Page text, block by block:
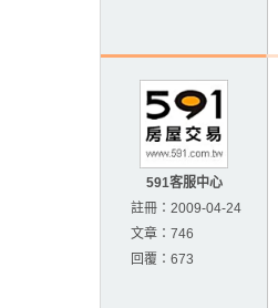
591客服中心
註冊： 2009-04-24
文章： 746
回覆： 673